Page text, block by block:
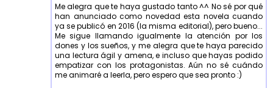
Me alegra que te haya gustado tanto ^^ No sé por qué
han anunciado como novedad esta novela cuando
ya se publicó en 2016 (la misma editorial), pero bueno...
Me sigue llamando igualmente la atención por los
dones y los sueños, y me alegra que te haya parecido
una lectura ágil y amena, e incluso que hayas podido
empatizar con los protagonistas. Aún no sé cuándo
me animaré a leerla, pero espero que sea pronto :)